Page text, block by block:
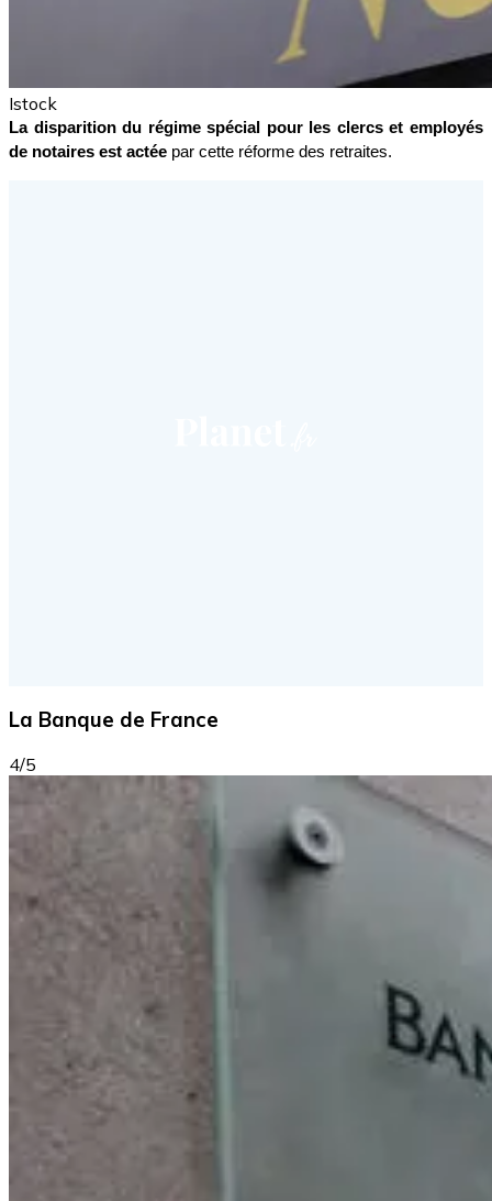
Istock
La disparition du régime spécial pour les clercs et employés
de notaires est actée par cette réforme des retraites.
La Banque de France
4/5